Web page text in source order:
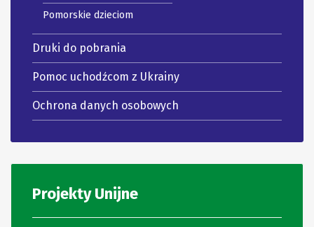
Pomorskie dzieciom
Druki do pobrania
Pomoc uchodźcom z Ukrainy
Ochrona danych osobowych
Projekty Unijne